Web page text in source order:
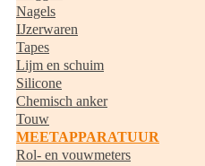
Nagels
IJzerwaren
Tapes
Lijm en schuim
Silicone
Chemisch anker
Touw
MEETAPPARATUUR
Rol- en vouwmeters